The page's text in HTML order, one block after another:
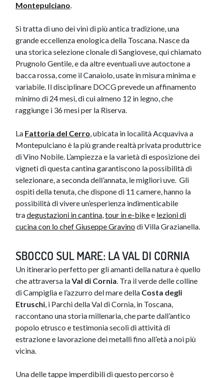
Montepulciano.
Si tratta di uno dei vini di più antica tradizione, una
grande eccellenza enologica della Toscana. Nasce da
una storica selezione clonale di Sangiovese, qui chiamato
Prugnolo Gentile, e da altre eventuali uve autoctone a
bacca rossa, come il Canaiolo, usate in misura minima e
variabile. Il disciplinare DOCG prevede un affinamento
minimo di 24 mesi, di cui almeno 12 in legno, che
raggiunge i 36 mesi per la Riserva.
La Fattoria d​el Cerro, ubicata in località Acquaviva a
Montepulciano è la più grande realtà privata produttrice
di Vino Nobile. L’ampiezza e la varietà di esposizione dei
vigneti di questa cantina garantiscono la possibilità di
selezionare, a seconda dell’annata, le migliori uve. Gli
ospiti della tenuta, che dispone di 11 camere, hanno la
possibilità di vivere un’esperienza indimenticabile
tradegustazi​oni in cantina,tour in e​​-bikee lezioni di
cucina con lo chef Giuseppe Gravino di Villa Grazianella.
SBOCCO SUL MARE: LA VAL DI CORNIA
Un itinerario perfetto per gli amanti della natura è quello
che attraversa laVal di Cornia. Tra il verde delle colline
di Campiglia e l’azzurro del mare della Costa degli
Etruschi, i Parchi della Val di Cornia, in Toscana,
raccontano una storia millenaria, che parte dall’antico
popolo etrusco e testimonia secoli di attività di
estrazione e lavorazione dei metalli fino all’età a noi più
vicina.
Una delle tappe imperdibili di questo percorso è